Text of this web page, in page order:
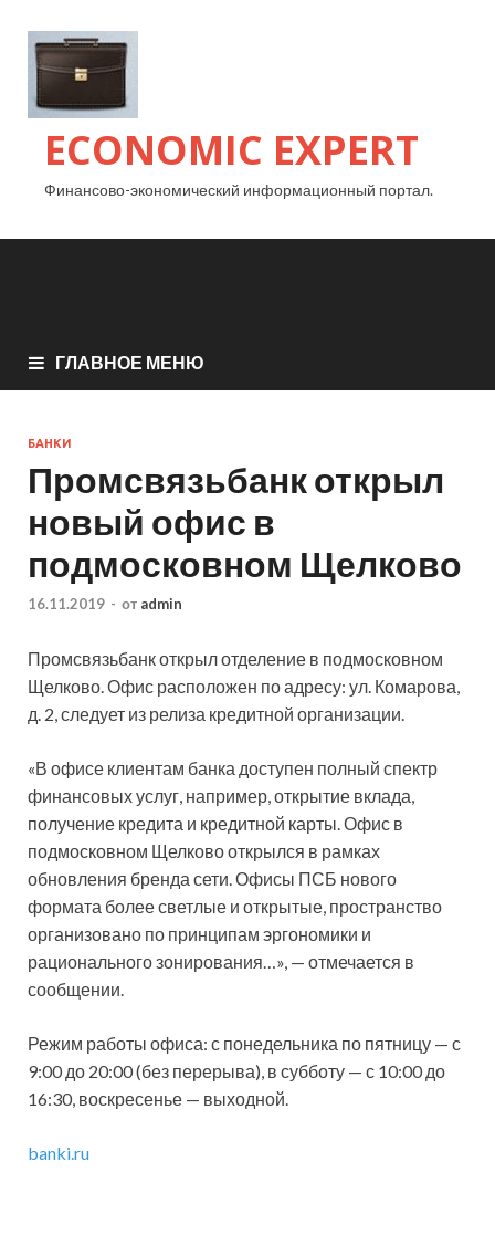
ECONOMIC EXPERT
Финансово-экономический информационный портал.
ГЛАВНОЕ МЕНЮ
БАНКИ
Промсвязьбанк открыл
новый офис в
подмосковном Щелково​
16.11.2019 - от admin
Промсвязьбанк открыл отделение в подмосковном
Щелково. Офис расположен по адресу: ул. Комарова,
д. 2, следует из релиза кредитной организации.
«В офисе клиентам банка доступен полный спектр
финансовых услуг, например, открытие вклада,
получение кредита и кредитной карты. Офис в
подмосковном Щелково открылся в рамках
обновления бренда сети. Офисы ПСБ нового
формата более светлые и открытые, пространство
организовано по принципам эргономики и
рационального зонирования…», — отмечается в
сообщении.
Режим работы офиса: с понедельника по пятницу — с
9:00 до 20:00 (без перерыва), в субботу — с 10:00 до
16:30, воскресенье — выходной.
banki.ru